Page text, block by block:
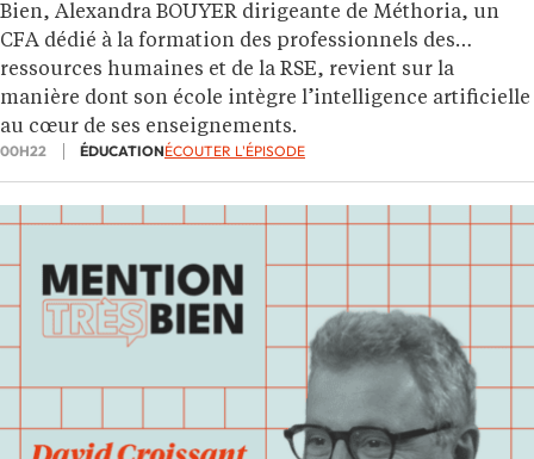
Bien, Alexandra BOUYER dirigeante de Méthoria, un
CFA dédié à la formation des professionnels des
ressources humaines et de la RSE, revient sur la
manière dont son école intègre l’intelligence artificielle
au cœur de ses enseignements.
00H22 ÉDUCATIONÉCOUTER L'ÉPISODE